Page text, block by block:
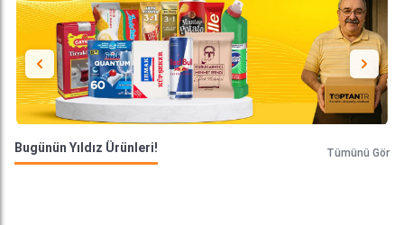
Bugünün Yıldız Ürünleri! Tümünü Gör